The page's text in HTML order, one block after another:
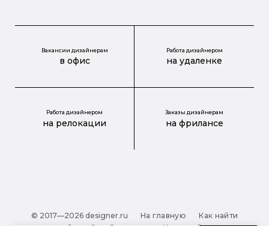
Вакансии дизайнерам
в офис
Работа дизайнером
на удаленке
Работа дизайнером
на релокации
Заказы дизайнерам
на фрилансе
© 2017—2026 designer.ru На главную
Как найти